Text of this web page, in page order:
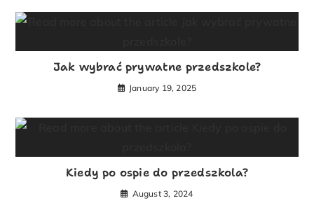
Jak wybrać prywatne przedszkole?
January 19, 2025
Kiedy po ospie do przedszkola?
August 3, 2024